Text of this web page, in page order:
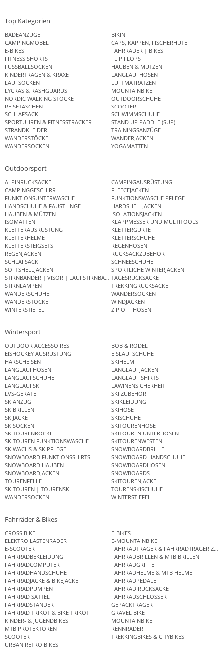
Top Kategorien
BADEANZÜGE
BIKINI
CAMPINGMÖBEL
CAPS, KAPPEN, FISCHERHÜTE
E-BIKES
FAHRRÄDER | BIKES
FITNESS SHORTS
FLIP FLOPS
FUSSBALLSOCKEN
HAUBEN & MÜTZEN
KINDERTRAGEN & KRAXE
LANGLAUFHOSEN
LAUFSOCKEN
LUFTMATRATZEN
LYCRAS & RASHGUARDS
MOUNTAINBIKE
NORDIC WALKING STÖCKE
OUTDOORSCHUHE
REISETASCHEN
SCOOTER
SCHLAFSACK
SCHWIMMSCHUHE
SPORTUHREN & FITNESSTRACKER
STAND UP PADDLE (SUP)
STRANDKLEIDER
TRAININGSANZÜGE
WANDERSTÖCKE
WANDERJACKEN
WANDERSOCKEN
YOGAMATTEN
Outdoorsport
ALPINRUCKSÄCKE
CAMPINGAUSRÜSTUNG
CAMPINGGESCHIRR
FLEECEJACKEN
FUNKTIONSUNTERWÄSCHE
FUNKTIONSWÄSCHE PFLEGE
HANDSCHUHE & FÄUSTLINGE
HARDSHELLJACKEN
HAUBEN & MÜTZEN
ISOLATIONSJACKEN
ISOMATTEN
KLAPPMESSER UND MULTITOOLS
KLETTERAUSRÜSTUNG
KLETTERGURTE
KLETTERHELME
KLETTERSCHUHE
KLETTERSTEIGSETS
REGENHOSEN
REGENJACKEN
RUCKSACKZUBEHÖR
SCHLAFSACK
SCHNEESCHUHE
SOFTSHELLJACKEN
SPORTLICHE WINTERJACKEN
STIRNBÄNDER | VISOR | LAUFSTIRNBANDTAGESRUCKSÄCKE
STIRNLAMPEN
TREKKINGRUCKSÄCKE
WANDERSCHUHE
WANDERSOCKEN
WANDERSTÖCKE
WINDJACKEN
WINTERSTIEFEL
ZIP OFF HOSEN
Wintersport
OUTDOOR ACCESSOIRES
BOB & RODEL
EISHOCKEY AUSRÜSTUNG
EISLAUFSCHUHE
HARSCHEISEN
SKIHELM
LANGLAUFHOSEN
LANGLAUFJACKEN
LANGLAUFSCHUHE
LANGLAUF SHIRTS
LANGLAUFSKI
LAWINENSICHERHEIT
LVS-GERÄTE
SKI ZUBEHÖR
SKIANZUG
SKIKLEIDUNG
SKIBRILLEN
SKIHOSE
SKIJACKE
SKISCHUHE
SKISOCKEN
SKITOURENHOSE
SKITOURENRÖCKE
SKITOUREN UNTERHOSEN
SKITOUREN FUNKTIONSWÄSCHE
SKITOURENWESTEN
SKIWACHS & SKIPFLEGE
SNOWBOARDBRILLE
SNOWBOARD FUNKTIONSSHIRTS
SNOWBOARD HANDSCHUHE
SNOWBOARD HAUBEN
SNOWBOARDHOSEN
SNOWBOARDJACKEN
SNOWBOARDS
TOURENFELLE
SKITOURENJACKE
SKITOUREN | TOURENSKI
TOURENSKISCHUHE
WANDERSOCKEN
WINTERSTIEFEL
Fahrräder & Bikes
CROSS BIKE
E-BIKES
ELEKTRO LASTENRÄDER
E-MOUNTAINBIKE
E-SCOOTER
FAHRRADTRÄGER & FAHRRADTRÄGER
FAHRRADBEKLEIDUNG
FAHRRADBRILLEN & MTB BRILLEN
FAHRRADCOMPUTER
FAHRRADGRIFFE
FAHRRADHANDSCHUHE
FAHRRADHELME & MTB HELME
FAHRRADJACKE & BIKEJACKE
FAHRRADPEDALE
FAHRRADPUMPEN
FAHRRAD RUCKSÄCKE
FAHRRAD SATTEL
FAHRRADSCHLÖSSER
FAHRRADSTÄNDER
GEPÄCKTRÄGER
FAHRRAD TRIKOT & BIKE TRIKOT
GRAVEL BIKE
KINDER- & JUGENDBIKES
MOUNTAINBIKE
MTB PROTEKTOREN
RENNRÄDER
SCOOTER
TREKKINGBIKES & CITYBIKES
URBAN RETRO BIKES